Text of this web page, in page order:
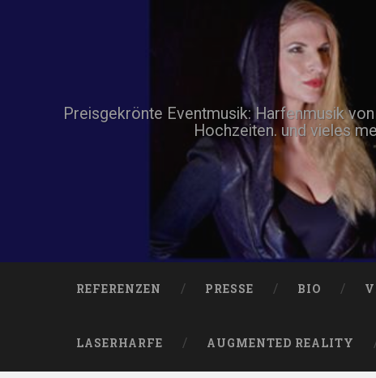
Preisgekrönte Eventmusik: Harfenmusik
Hochzeiten. und vieles
REFERENZEN PRESSE BIO
LASERHARFE AUGMENTED REALITY